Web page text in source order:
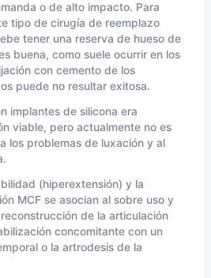
o de alto impacto. Para
tipo de cirugía de reemplazo
tener una reserva de hueso de
buena, como suele ocurrir en los
con cemento de los
puede no resultar exitosa.
implantes de silicona era
viable, pero actualmente no es
los problemas de luxación y al
(hiperextensión) y la
MCF se asocian al sobre uso y
de la articulación
concomitante con un
o la artrodesis de la